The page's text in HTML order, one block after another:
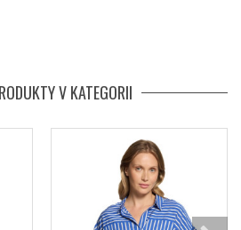
V KATEGORII